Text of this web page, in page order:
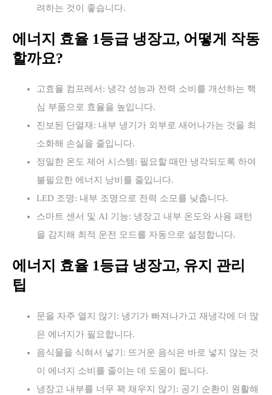
려하는 것이 좋습니다.
에너지 효율 1등급 냉장고, 어떻게 작동
할까요?
고효율 컴프레서: 냉각 성능과 전력 소비를 개선하는 핵
심 부품으로 효율을 높입니다.
진보된 단열재: 내부 냉기가 외부로 새어나가는 것을 최
소화해 손실을 줄입니다.
정밀한 온도 제어 시스템: 필요할 때만 냉각되도록 하여
불필요한 에너지 낭비를 줄입니다.
LED 조명: 내부 조명으로 전력 소모를 낮춥니다.
스마트 센서 및 AI 기능: 냉장고 내부 온도와 사용 패턴
을 감지해 최적 운전 모드를 자동으로 설정합니다.
에너지 효율 1등급 냉장고, 유지 관리
팁
문을 자주 열지 않기: 냉기가 빠져나가고 재냉각에 더 많
은 에너지가 필요합니다.
음식물을 식혀서 넣기: 뜨거운 음식은 바로 넣지 않는 것
이 에너지 소비를 줄이는 데 도움이 됩니다.
냉장고 내부를 너무 꽉 채우지 않기: 공기 순환이 원활해